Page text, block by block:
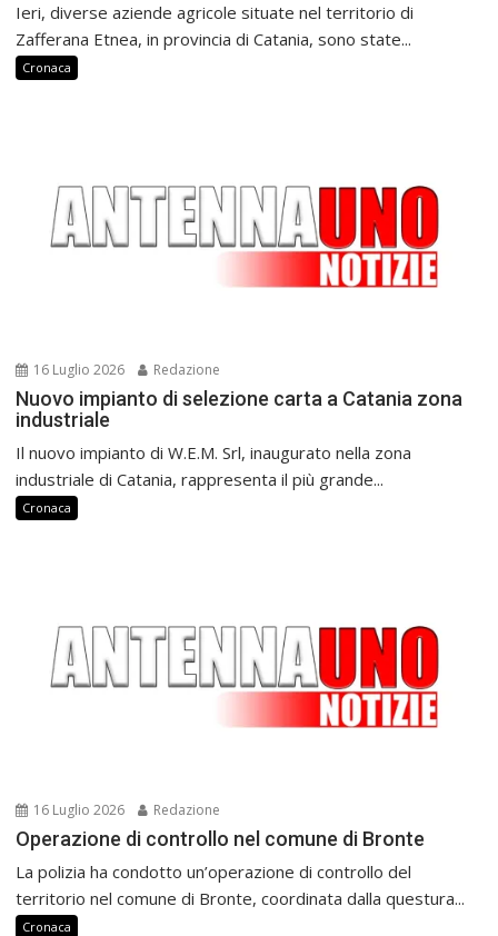
Ieri, diverse aziende agricole situate nel territorio di
Zafferana Etnea, in provincia di Catania, sono state...
Cronaca
16 Luglio 2026 Redazione
Nuovo impianto di selezione carta a Catania zona
industriale
Il nuovo impianto di W.E.M. Srl, inaugurato nella zona
industriale di Catania, rappresenta il più grande...
Cronaca
16 Luglio 2026 Redazione
Operazione di controllo nel comune di Bronte
La polizia ha condotto un’operazione di controllo del
territorio nel comune di Bronte, coordinata dalla questura...
Cronaca